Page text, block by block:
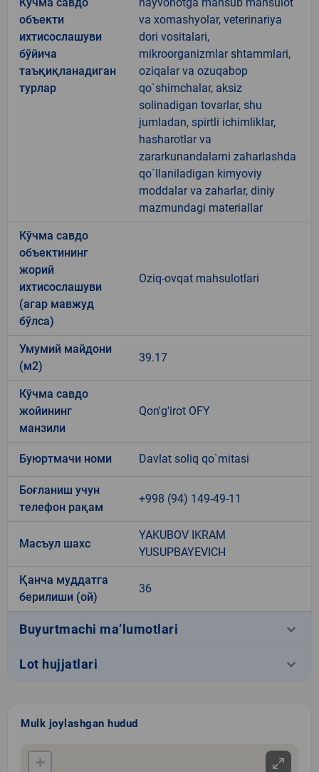
объекти
ихтисослашуви
бўйича
таъқиқланадиган
турлар
va xomashyolar, veterinariya
dori vositalari,
mikroorganizmlar shtammlari,
oziqalar va ozuqabop
qo`shimchalar, aksiz
solinadigan tovarlar, shu
jumladan, spirtli ichimliklar,
hasharotlar va
zararkunandalarni zaharlashda
qo`llaniladigan kimyoviy
moddalar va zaharlar, diniy
mazmundagi materiallar
Кўчма савдо
объектининг
жорий
ихтисослашуви
(агар мавжуд
бўлса)
Oziq-ovqat mahsulotlari
Умумий майдони
(м2)
39.17
Кўчма савдо
жойининг
манзили
Qon'g'irot OFY
Буюртмачи номи Davlat soliq qo`mitasi
Боғланиш учун
телефон рақам
+998 (94) 149-49-11
Масъул шахс
YAKUBOV IKRAM
YUSUPBAYEVICH
Қанча муддатга
берилиши (ой)
36
Buyurtmachi ma’lumotlari keyboard_arrow_down
Lot hujjatlari keyboard_arrow_down
Mulk joylashgan hudud
+